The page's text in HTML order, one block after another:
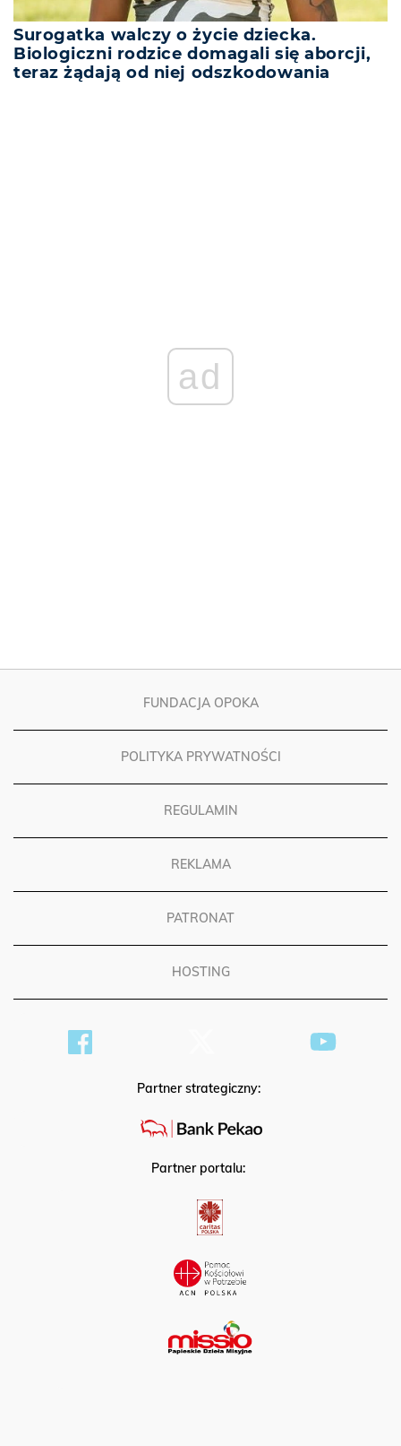
Surogatka walczy o życie dziecka.
Biologiczni rodzice domagali się aborcji,
teraz żądają od niej odszkodowania
FUNDACJA OPOKA
POLITYKA PRYWATNOŚCI
REGULAMIN
REKLAMA
PATRONAT
HOSTING
Partner strategiczny:
Partner portalu: